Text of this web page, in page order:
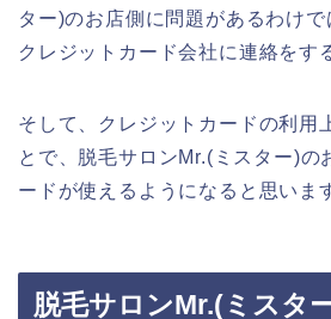
ター)のお店側に問題があるわけで
クレジットカード会社に連絡をす
そして、クレジットカードの利用
とで、脱毛サロンMr.(ミスター)の
ードが使えるようになると思いま
脱毛サロンMr.(ミスタ